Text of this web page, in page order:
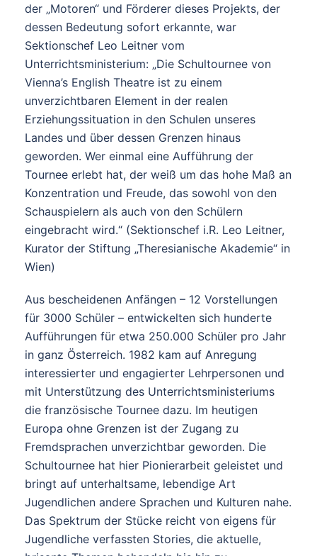
der „Motoren“ und Förderer dieses Projekts, der
dessen Bedeutung sofort erkannte, war
Sektionschef Leo Leitner vom
Unterrichtsministerium: „Die Schultournee von
Vienna’s English Theatre ist zu einem
unverzichtbaren Element in der realen
Erziehungssituation in den Schulen unseres
Landes und über dessen Grenzen hinaus
geworden. Wer einmal eine Aufführung der
Tournee erlebt hat, der weiß um das hohe Maß an
Konzentration und Freude, das sowohl von den
Schauspielern als auch von den Schülern
eingebracht wird.“ (Sektionschef i.R. Leo Leitner,
Kurator der Stiftung „Theresianische Akademie“ in
Wien)
Aus bescheidenen Anfängen – 12 Vorstellungen
für 3000 Schüler – entwickelten sich hunderte
Aufführungen für etwa 250.000 Schüler pro Jahr
in ganz Österreich. 1982 kam auf Anregung
interessierter und engagierter Lehrpersonen und
mit Unterstützung des Unterrichtsministeriums
die französische Tournee dazu. Im heutigen
Europa ohne Grenzen ist der Zugang zu
Fremdsprachen unverzichtbar geworden. Die
Schultournee hat hier Pionierarbeit geleistet und
bringt auf unterhaltsame, lebendige Art
Jugendlichen andere Sprachen und Kulturen nahe.
Das Spektrum der Stücke reicht von eigens für
Jugendliche verfassten Stories, die aktuelle,